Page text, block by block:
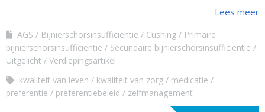
Lees meer
AGS Bijnierschorsinsufficientie Cushing
Primaire
bijnierschorsinsufficiëntie
Secundaire bijnierschorsinsufficiëntie
Uitgelicht
Verdiepingsartikel
kwaliteit van leven
kwaliteit van zorg
medicatie
preferentie
preferentiebeleid zelfmanagement